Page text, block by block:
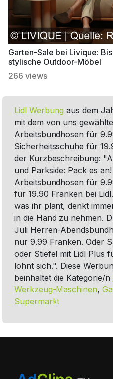
Garten-Sale bei Livique:
stylische Outdoor-Möbel
266 views
Lidl Werbung aus dem
mit dem von uns
Arbeitsbundhosen für
Sicherheitsschuhe für
der Kurzbeschreibung:
und Parkside: Pack es
Arbeitsbundhosen für
für 19.90 Franken bei
was ihr plant, denkt
in die Hand zu nehmen.
Juli Herren-
nur 9.99 Franken. Oder
oder Stiefel mit Lidl Plus
lohnt sich.". Diese
beinhaltet die Kategorie/n
Werkzeug-Maschinen,
Supermarkt